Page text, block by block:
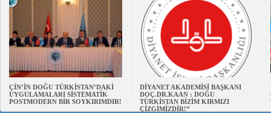
ÇİN’İN DOĞU TÜRKİSTAN’DAKİ
UYGULAMALARI SİSTEMATİK
POSTMODERN BİR SOYKIRIMDIR!
DİYANET AKADEMİSİ BAŞKANI
DOÇ.DR.KAAN : DOĞU
TÜRKİSTAN BİZİM KIRMIZI
ÇİZGİMİZDİR!”